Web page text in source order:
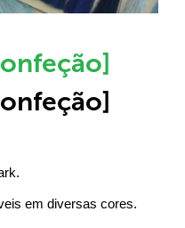
em diversas cores.